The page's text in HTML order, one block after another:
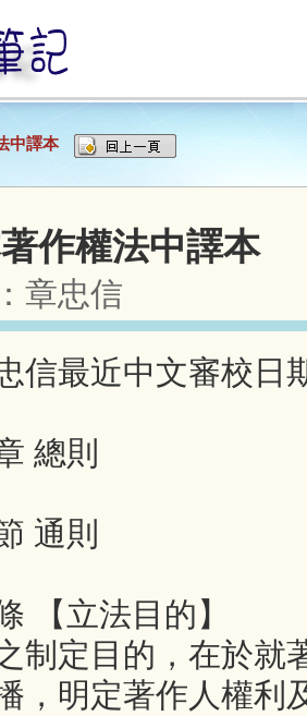
中譯本
作權法中譯本
章忠信
信最近中文審校日
總則
通則
【立法目的】
制定目的，在於就
，明定著作人權利